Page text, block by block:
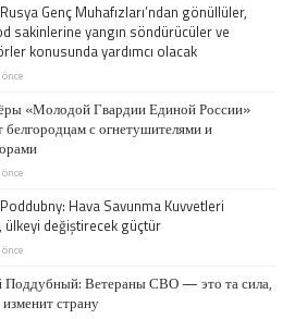
Genç Muhafızları’ndan gönüllüler,
sakinlerine yangın söndürücüler ve
konusunda yardımcı olacak
«Молодой Гвардии Единой России»
белгородцам с огнетушителями и
Hava Savunma Kuvvetleri
ülkeyi değiştirecek güçtür
Поддубный: Ветераны СВО — это та сила,
изменит страну